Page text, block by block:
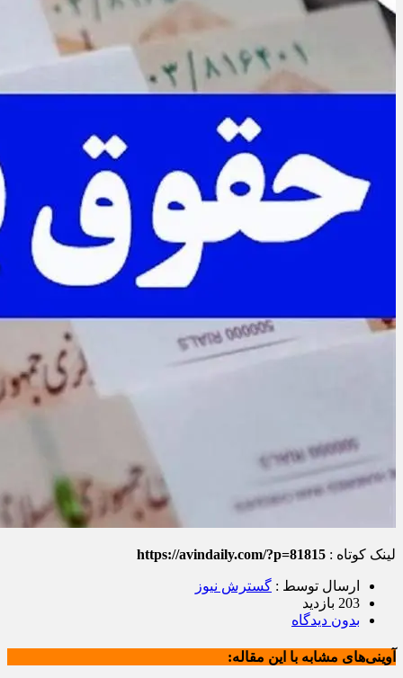
لینک کوتاه : https://avindaily.com/?p=81815
ارسال توسط : گسترش نیوز
203 بازدید
بدون دیدگاه
آوینی‌های مشابه با این مقاله: